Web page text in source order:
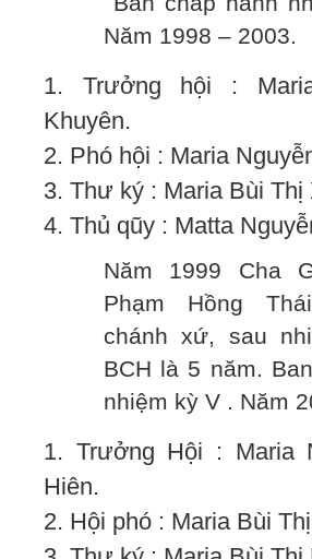
Năm 1998 – 2003.
1. Trưởng hội :
Khuyên.
2. Phó hội : Maria
3. Thư ký : Maria Bùi Thị
4. Thủ qũy : Matta
Năm 1999 Cha
Phạm Hồng
chánh xứ, sau
BCH là 5 năm.
nhiệm kỳ V . Năm
1. Trưởng Hội : Maria
Hiên.
2. Hội phó : Maria Bùi